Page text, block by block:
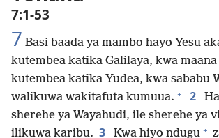
7:1-53
7 Basi baada ya mambo hayo Yesu
kutembea katika Galilaya, kwa
kutembea katika Yudea, kwa sababu
walikuwa wakitafuta kumuua. + 2
sherehe ya Wayahudi, ile sherehe ya
ilikuwa karibu. 3 Kwa hiyo ndugu +